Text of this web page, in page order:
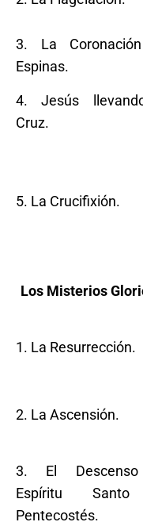
3. La
Espinas.
4. Jesús
Cruz.
5. La Crucifixión.
Los Misterios
1. La Resurrección.
2. La Ascensión.
3. El
Espíritu
Pentecostés.